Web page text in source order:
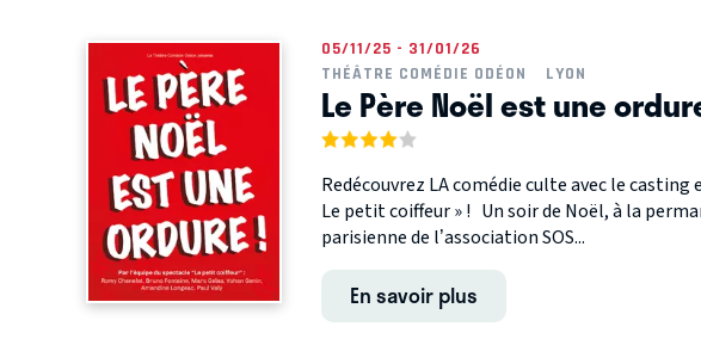
05/11/25 - 31/01/26
THÉÂTRE COMÉDIE ODÉON
LYON
Le Père Noël est une
Redécouvrez LA comédie culte avec le
Le petit coiffeur » ! Un soir de Noël, à la
parisienne de l’association SOS...
En savoir plus